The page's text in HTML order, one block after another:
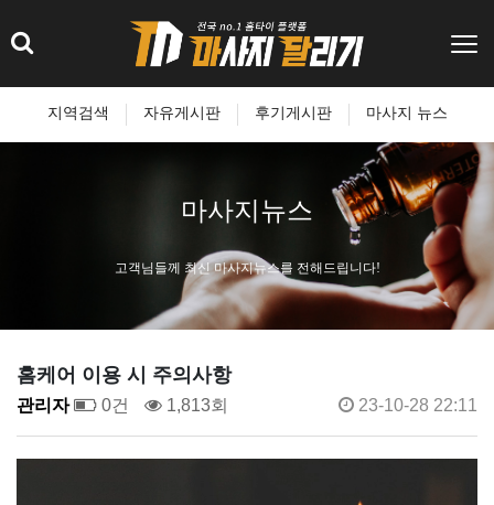
지역검색 자유게시판 후기게시판 마사지 뉴스
마사지뉴스
고객님들께 최신 마사지뉴스를 전해드립니다!
홈케어 이용 시 주의사항
관리자 0건 1,813회 23-10-28 22:11